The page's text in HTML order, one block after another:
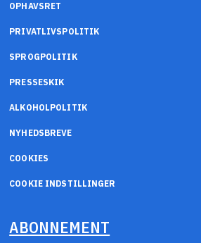
OPHAVSRET
PRIVATLIVSPOLITIK
SPROGPOLITIK
PRESSESKIK
ALKOHOLPOLITIK
NYHEDSBREVE
COOKIES
COOKIE INDSTILLINGER
ABONNEMENT